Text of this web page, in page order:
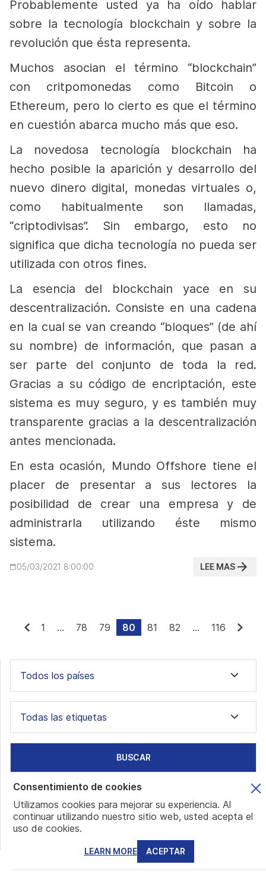
Probablemente usted ya ha oído hablar
sobre la tecnología blockchain y sobre la
revolución que ésta representa.
Muchos asocian el término “blockchain”
con critpomonedas como Bitcoin o
Ethereum, pero lo cierto es que el término
en cuestión abarca mucho más que eso.
La novedosa tecnología blockchain ha
hecho posible la aparición y desarrollo del
nuevo dinero digital, monedas virtuales o,
como habitualmente son llamadas,
“criptodivisas”. Sin embargo, esto no
significa que dicha tecnología no pueda ser
utilizada con otros fines.
La esencia del blockchain yace en su
descentralización. Consiste en una cadena
en la cual se van creando “bloques” (de ahí
su nombre) de información, que pasan a
ser parte del conjunto de toda la red.
Gracias a su código de encriptación, este
sistema es muy seguro, y es también muy
transparente gracias a la descentralización
antes mencionada.
En esta ocasión, Mundo Offshore tiene el
placer de presentar a sus lectores la
posibilidad de crear una empresa y de
administrarla utilizando éste mismo
sistema.
05/03/2021 8:00:00 LEE MAS
1 ... 78 79 80 81 82 ... 116
Todos los países
Todas las etiquetas
BUSCAR
Eventos
Próximos eventos
Consentimiento de cookies
Utilizamos cookies para mejorar su experiencia. Al
continuar utilizando nuestro sitio web, usted acepta el
uso de cookies.
LEARN MORE ACEPTAR